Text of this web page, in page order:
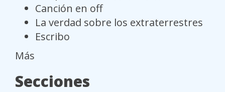
Canción en off
La verdad sobre los extraterrestres
Escribo
Más
Secciones